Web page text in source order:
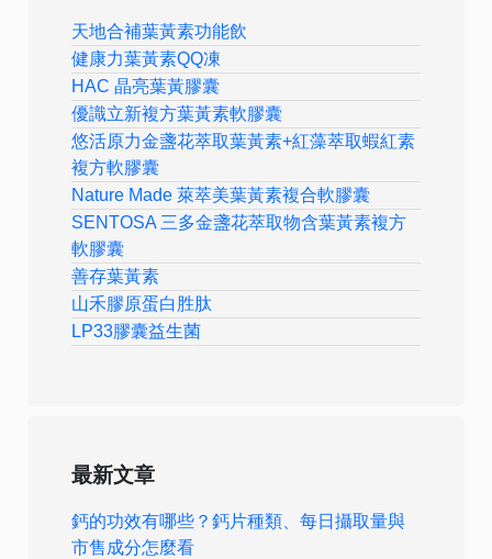
天地合補葉黃素功能飲
健康力葉黃素QQ凍
HAC 晶亮葉黃膠囊
優識立新複方葉黃素軟膠囊
悠活原力金盞花萃取葉黃素+紅藻萃取蝦紅素
複方軟膠囊
Nature Made 萊萃美葉黃素複合軟膠囊
SENTOSA 三多金盞花萃取物含葉黃素複方
軟膠囊
善存葉黃素
山禾膠原蛋白胜肽
LP33膠囊益生菌
最新文章
鈣的功效有哪些？鈣片種類、每日攝取量與
市售成分怎麼看